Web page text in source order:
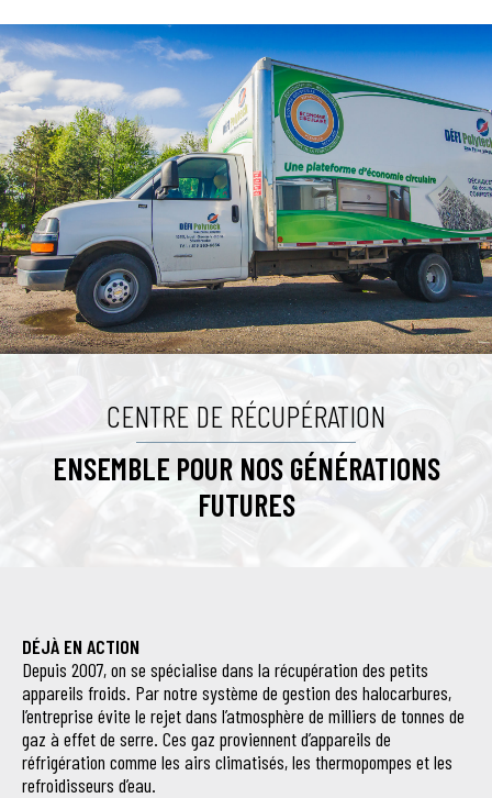
CENTRE DE RÉCUPÉRATION
ENSEMBLE POUR NOS GÉNÉRATIONS
FUTURES
DÉJÀ EN ACTION
Depuis 2007, on se spécialise dans la récupération des petits
appareils froids. Par notre système de gestion des halocarbures,
l’entreprise évite le rejet dans l’atmosphère de milliers de tonnes de
gaz à effet de serre. Ces gaz proviennent d’appareils de
réfrigération comme les airs climatisés, les thermopompes et les
refroidisseurs d’eau.